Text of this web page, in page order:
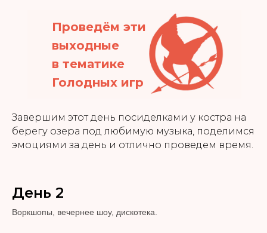
Проведём эти
выходные
в тематике
Голодных игр
Завершим этот день посиделками у костра на
берегу озера под любимую музыка, поделимся
эмоциями за день и отлично проведем время.
День 2
Воркшопы, вечернее шоу, дискотека.